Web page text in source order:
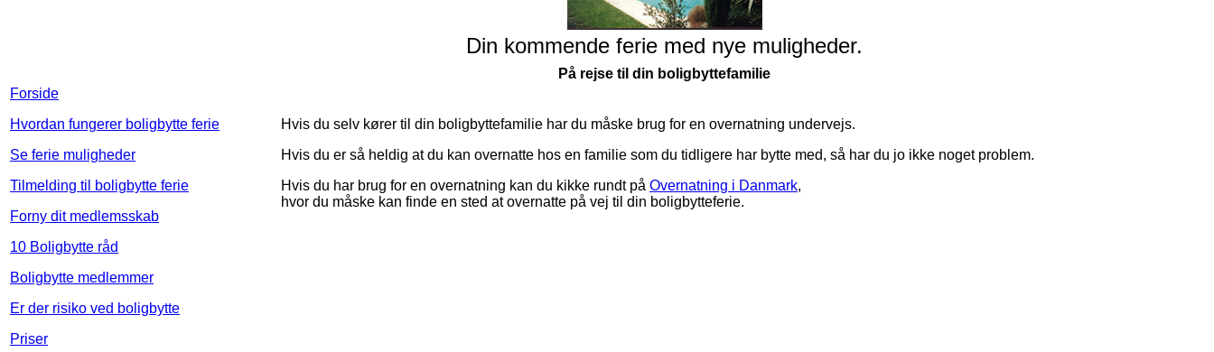
Din kommende ferie med nye muligheder.
På rejse til din boligbyttefamilie
Forside
Hvordan fungerer boligbytte ferie
Se ferie muligheder
Tilmelding til boligbytte ferie
Forny dit medlemsskab
10 Boligbytte råd
Boligbytte medlemmer
Er der risiko ved boligbytte
Priser
Hvis du selv kører til din boligbyttefamilie har du måske brug for en overnatning undervejs.
Hvis du er så heldig at du kan overnatte hos en familie som du tidligere har bytte med, så har du jo ikke noget problem.
Hvis du har brug for en overnatning kan du kikke rundt på Overnatning i Danmark,
hvor du måske kan finde en sted at overnatte på vej til din boligbytteferie.